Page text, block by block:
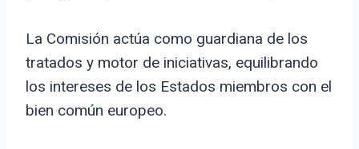
La Comisión actúa como guardiana de los
tratados y motor de iniciativas, equilibrando
los intereses de los Estados miembros con el
bien común europeo.